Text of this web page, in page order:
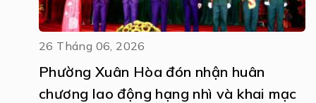
26 Tháng 06, 2026
Phường Xuân Hòa đón nhận huân
chương lao động hạng nhì và khai mạc